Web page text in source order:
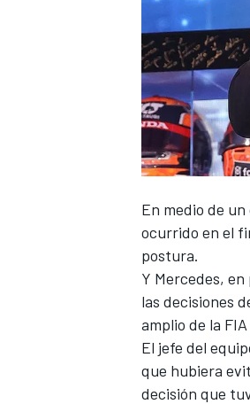
NASCAR CUP
FÓRMULA E
En medio de
ocurrido en el
postura.
Y Mercedes, en
las decisiones
amplio de la
El jefe del
que hubiera
decisión que